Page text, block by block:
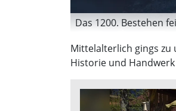
Das 1200. Bestehen
Mittelalterlich gings zu
Historie und